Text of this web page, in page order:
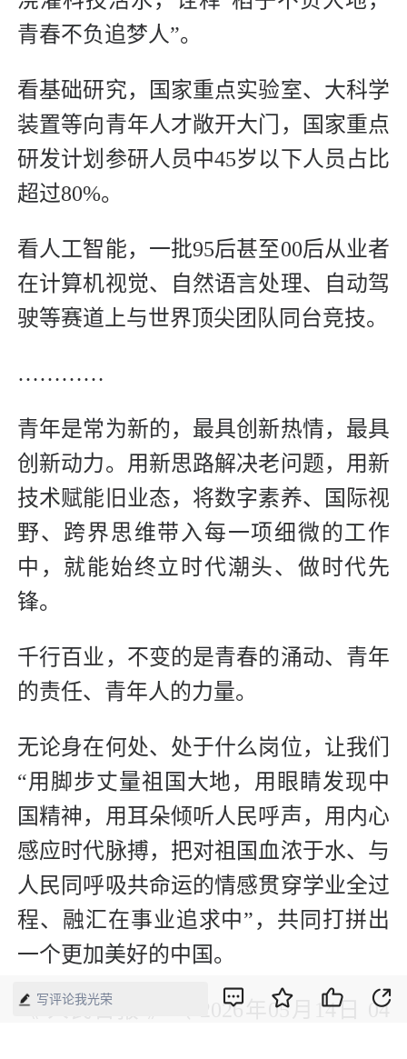
青春不负追梦人”。
看基础研究，国家重点实验室、大科学
装置等向青年人才敞开大门，国家重点
研发计划参研人员中45岁以下人员占比
超过80%。
看人工智能，一批95后甚至00后从业者
在计算机视觉、自然语言处理、自动驾
驶等赛道上与世界顶尖团队同台竞技。
…………
青年是常为新的，最具创新热情，最具
创新动力。用新思路解决老问题，用新
技术赋能旧业态，将数字素养、国际视
野、跨界思维带入每一项细微的工作
中，就能始终立时代潮头、做时代先
锋。
千行百业，不变的是青春的涌动、青年
的责任、青年人的力量。
无论身在何处、处于什么岗位，让我们
“用脚步丈量祖国大地，用眼睛发现中
国精神，用耳朵倾听人民呼声，用内心
感应时代脉搏，把对祖国血浓于水、与
人民同呼吸共命运的情感贯穿学业全过
程、融汇在事业追求中”，共同打拼出
一个更加美好的中国。
《 人民日报 》（ 2026年05月14日 04
写评论我光荣